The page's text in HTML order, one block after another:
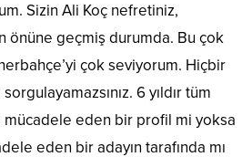
Sizin Ali Koç nefretiniz,
önüne geçmiş durumda. Bu çok
çok seviyorum. Hiçbir
6 yıldır tüm
mücadele eden bir profil mi yoksa
eden bir adayın tarafında mı